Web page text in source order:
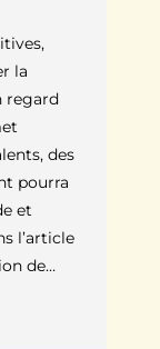
la
regard
des
pourra
et
l’article
de…